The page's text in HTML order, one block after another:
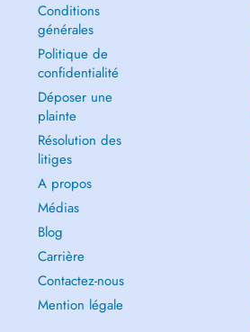
Conditions
générales
Politique de
confidentialité
Déposer une
plainte
Résolution des
litiges
A propos
Médias
Blog
Carrière
Contactez-nous
Mention légale